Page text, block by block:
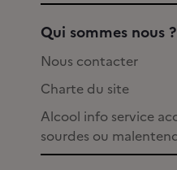
Qui sommes nous ?
Nous contacter
Charte du site
Alcool info service
sourdes ou